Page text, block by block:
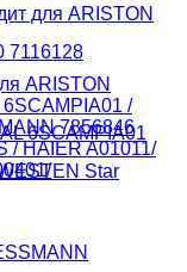
ARISTON
/
7856846
/ HAIER A01011/